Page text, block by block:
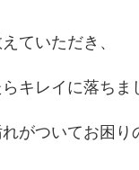
ていただき、
キレイに落ちま
がついてお困り